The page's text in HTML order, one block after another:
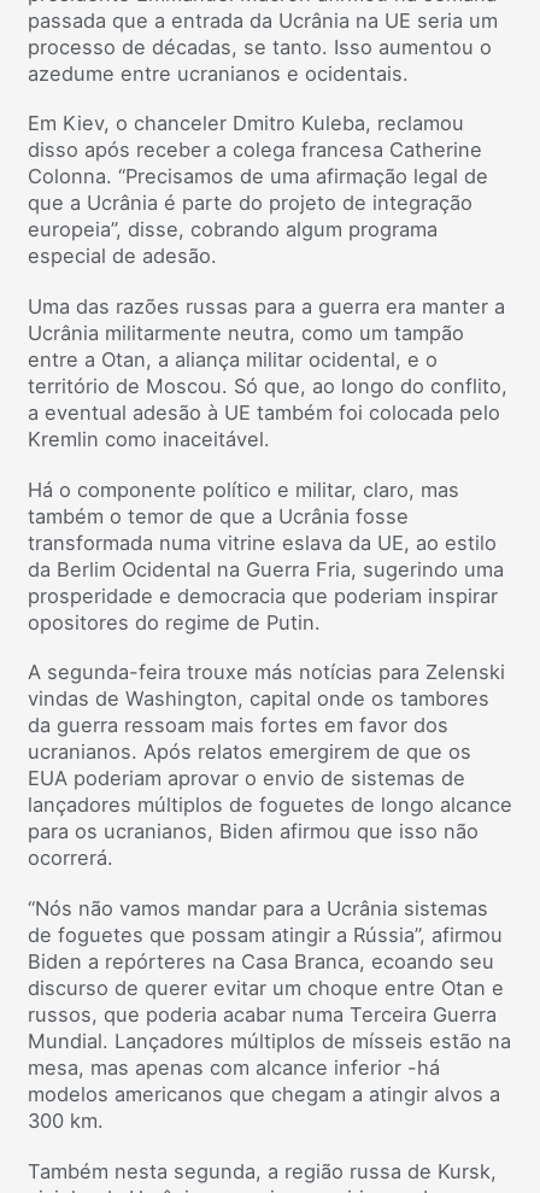
passada que a entrada da Ucrânia na UE seria um
processo de décadas, se tanto. Isso aumentou o
azedume entre ucranianos e ocidentais.
Em Kiev, o chanceler Dmitro Kuleba, reclamou
disso após receber a colega francesa Catherine
Colonna. “Precisamos de uma afirmação legal de
que a Ucrânia é parte do projeto de integração
europeia”, disse, cobrando algum programa
especial de adesão.
Uma das razões russas para a guerra era manter a
Ucrânia militarmente neutra, como um tampão
entre a Otan, a aliança militar ocidental, e o
território de Moscou. Só que, ao longo do conflito,
a eventual adesão à UE também foi colocada pelo
Kremlin como inaceitável.
Há o componente político e militar, claro, mas
também o temor de que a Ucrânia fosse
transformada numa vitrine eslava da UE, ao estilo
da Berlim Ocidental na Guerra Fria, sugerindo uma
prosperidade e democracia que poderiam inspirar
opositores do regime de Putin.
A segunda-feira trouxe más notícias para Zelenski
vindas de Washington, capital onde os tambores
da guerra ressoam mais fortes em favor dos
ucranianos. Após relatos emergirem de que os
EUA poderiam aprovar o envio de sistemas de
lançadores múltiplos de foguetes de longo alcance
para os ucranianos, Biden afirmou que isso não
ocorrerá.
“Nós não vamos mandar para a Ucrânia sistemas
de foguetes que possam atingir a Rússia”, afirmou
Biden a repórteres na Casa Branca, ecoando seu
discurso de querer evitar um choque entre Otan e
russos, que poderia acabar numa Terceira Guerra
Mundial. Lançadores múltiplos de mísseis estão na
mesa, mas apenas com alcance inferior -há
modelos americanos que chegam a atingir alvos a
300 km.
Também nesta segunda, a região russa de Kursk,